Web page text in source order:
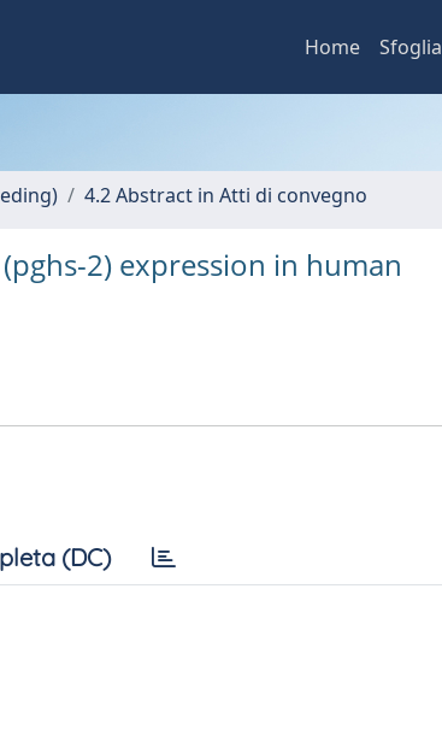
Home Sfoglia
4.2 Abstract in Atti di convegno
2) expression in human
(DC)